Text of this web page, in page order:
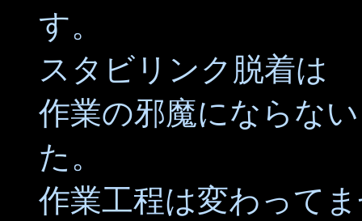
す。
スタビリンク脱着は
作業の邪魔にならな
た。
作業工程は変わって